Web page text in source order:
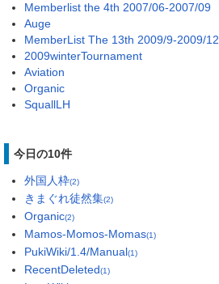
Memberlist the 4th 2007/06-2007/09
Auge
MemberList The 13th 2009/9-2009/12
2009winterTournament
Aviation
Organic
SquallLH
今日の10件
外国人枠(2)
きまぐれ徒然集(2)
Organic(2)
Mamos-Momos-Momas(1)
PukiWiki/1.4/Manual(1)
RecentDeleted(1)